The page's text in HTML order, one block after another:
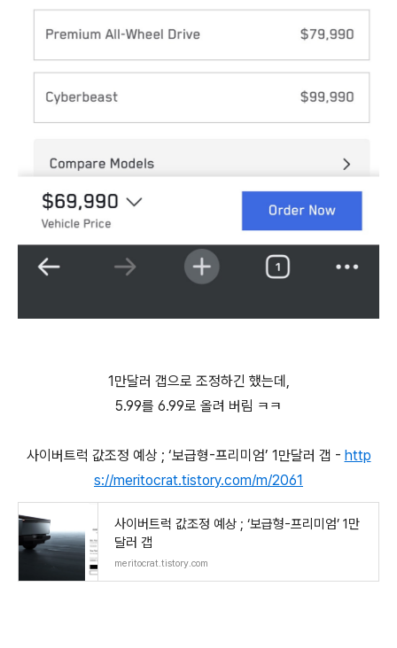
1만달러 갭으로 조정하긴 했는데,
5.99를 6.99로 올려 버림 ㅋㅋ
사이버트럭 값조정 예상 ; ‘보급형-프리미엄’ 1만달러 갭 - http
s://meritocrat.tistory.com/m/2061
사이버트럭 값조정 예상 ; ‘보급형-프리미엄’ 1만
달러 갭
meritocrat.tistory.com